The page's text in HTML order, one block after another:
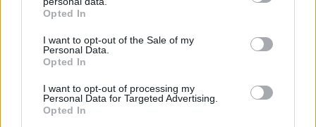
grant or deny consent to Google and its third-party tags to
use your data for below specified purposes in below Google
consent section.
Opted In
I want to opt-out of the Sale of my
Personal Data.
Opted In
I want to opt-out of processing my
Personal Data for Targeted Advertising.
Opted In
15.01.2023, 13:52
Ενοχλητικές ερωτήσεις; Στείλε ρε Κούλη τον Πέτσα
και τον Κοντολέοντα να δείξουν στα γατάκια τους
Βρετανούς γίνεται η δουλειά!
Αν μιλάς υποτιμητικά και πατροναριστικά
15.01.2023, 22:02